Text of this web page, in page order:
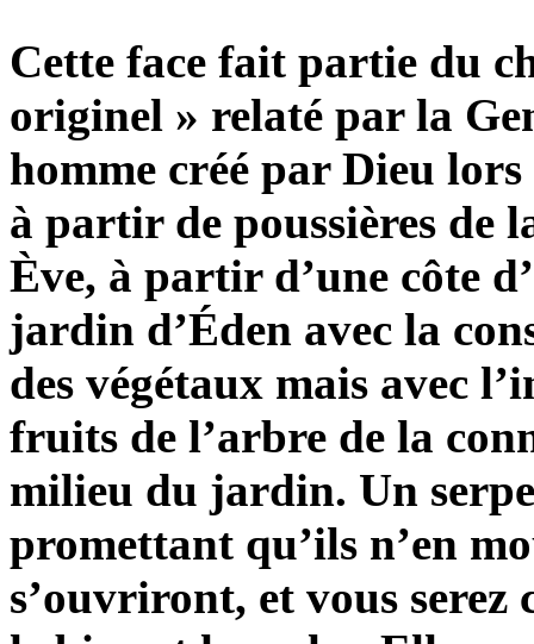
Cette face fait partie du
originel » relaté par la
homme créé par Dieu
à partir de poussières de
Ève, à partir d’une côte
jardin d’Éden avec la
des végétaux mais avec
fruits de l’arbre de la
milieu du jardin. Un
promettant qu’ils n’en
s’ouvriront, et vous serez